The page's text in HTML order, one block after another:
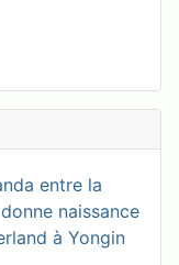
entre la
naissance
à Yongin